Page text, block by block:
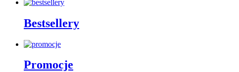
Bestsellery
Promocje